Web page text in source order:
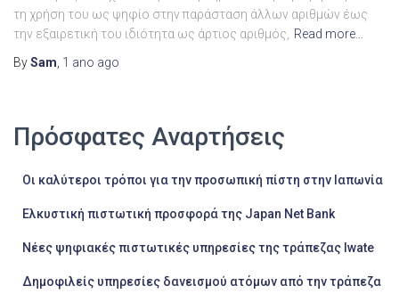
τη χρήση του ως ψηφίο στην παράσταση άλλων αριθμών έως
την εξαιρετική του ιδιότητα ως άρτιος αριθμός,
Read more…
BySam 1 ano ago
Πρόσφατες Αναρτήσεις
Οι καλύτεροι τρόποι για την προσωπική πίστη στην Ιαπωνία
Ελκυστική πιστωτική προσφορά της Japan Net Bank
Νέες ψηφιακές πιστωτικές υπηρεσίες της τράπεζας Iwate
Δημοφιλείς υπηρεσίες δανεισμού ατόμων από την τράπεζα